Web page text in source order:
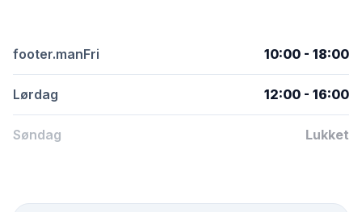
footer.manFri 10:00 - 18:00
Lørdag 12:00 - 16:00
Søndag Lukket